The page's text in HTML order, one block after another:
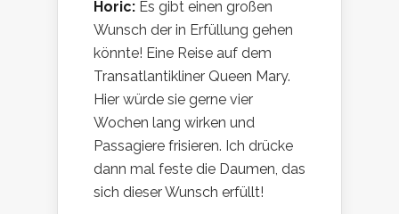
Horic: Es gibt einen großen
Wunsch der in Erfüllung gehen
könnte! Eine Reise auf dem
Transatlantikliner Queen Mary.
Hier würde sie gerne vier
Wochen lang wirken und
Passagiere frisieren. Ich drücke
dann mal feste die Daumen, das
sich dieser Wunsch erfüllt!